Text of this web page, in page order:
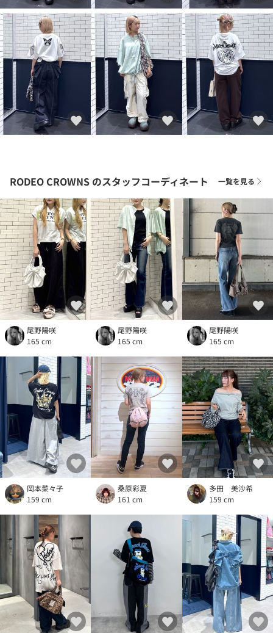
RODEO CROWNS のスタッフコーディネート 一覧を見る
尾野陽咲
165 cm
尾野陽咲
165 cm
尾野陽咲
165 cm
岡本菜々子
159 cm
桑原彩夏
161 cm
多田 美沙希
159 cm